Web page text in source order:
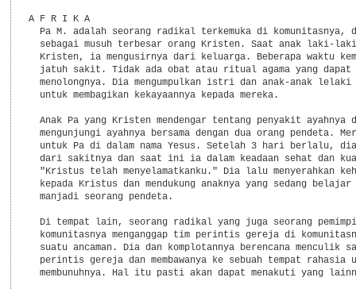
A F R I K A
Pa M. adalah seorang radikal terkemuka di komunitasnya,
sebagai musuh terbesar orang Kristen. Saat anak laki-
Kristen, ia mengusirnya dari keluarga. Beberapa waktu
  jatuh sakit. Tidak ada obat atau ritual agama yang dapat
menolongnya. Dia mengumpulkan istri dan anak-anak lelaki
  untuk membagikan kekayaannya kepada mereka.
Anak Pa yang Kristen mendengar tentang penyakit ayahnya
mengunjungi ayahnya bersama dengan dua orang pendeta.
untuk Pa di dalam nama Yesus. Setelah 3 hari berlalu,
dari sakitnya dan saat ini ia dalam keadaan sehat dan
"Kristus telah menyelamatkanku." Dia lalu menyerahkan
kepada Kristus dan mendukung anaknya yang sedang belajar
  manjadi seorang pendeta.
Di tempat lain, seorang radikal yang juga seorang
komunitasnya menganggap tim perintis gereja di
suatu ancaman. Dia dan komplotannya berencana menculik
perintis gereja dan membawanya ke sebuah tempat rahasia
membunuhnya. Hal itu pasti akan dapat menakuti yang